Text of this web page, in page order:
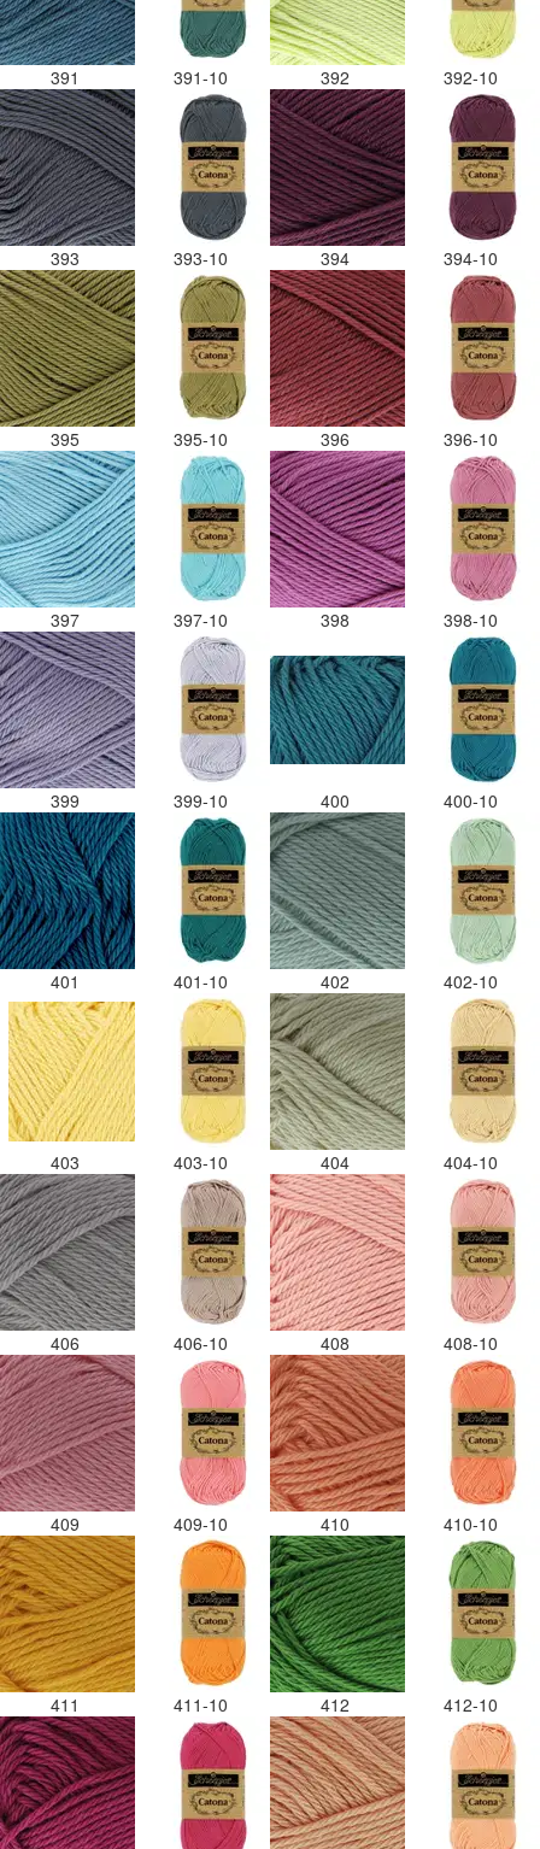
391 391-10 392 392-10
393 393-10 394 394-10
395 395-10 396 396-10
397 397-10 398 398-10
399 399-10 400 400-10
401 401-10 402 402-10
403 403-10 404 404-10
406 406-10 408 408-10
409 409-10 410 410-10
411 411-10 412 412-10